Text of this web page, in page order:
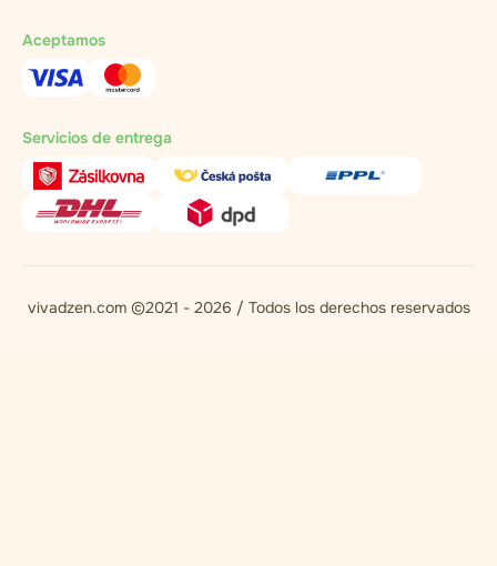
Aceptamos
Servicios de entrega
vivadzen.com ©2021 - 2026 / Todos los derechos reservados